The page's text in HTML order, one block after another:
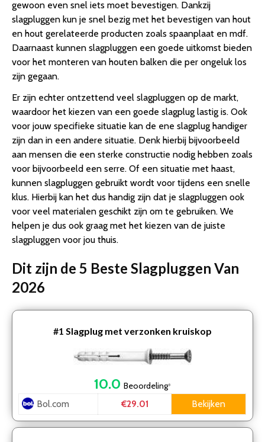
gewoon even snel iets moet bevestigen. Dankzij
slagpluggen kun je snel bezig met het bevestigen van hout
en hout gerelateerde producten zoals spaanplaat en mdf.
Daarnaast kunnen slagpluggen een goede uitkomst bieden
voor het monteren van houten balken die per ongeluk los
zijn gegaan.
Er zijn echter ontzettend veel slagpluggen op de markt,
waardoor het kiezen van een goede slagplug lastig is. Ook
voor jouw specifieke situatie kan de ene slagplug handiger
zijn dan in een andere situatie. Denk hierbij bijvoorbeeld
aan mensen die een sterke constructie nodig hebben zoals
voor bijvoorbeeld een serre. Of een situatie met haast,
kunnen slagpluggen gebruikt wordt voor tijdens een snelle
klus. Hierbij kan het dus handig zijn dat je slagpluggen ook
voor veel materialen geschikt zijn om te gebruiken. We
helpen je dus ook graag met het kiezen van de juiste
slagpluggen voor jou thuis.
Dit zijn de 5 Beste Slagpluggen Van
2026
#1 Slagplug met verzonken kruiskop
10.0 Beoordeling*
Bol.com €29.01 Bekijken